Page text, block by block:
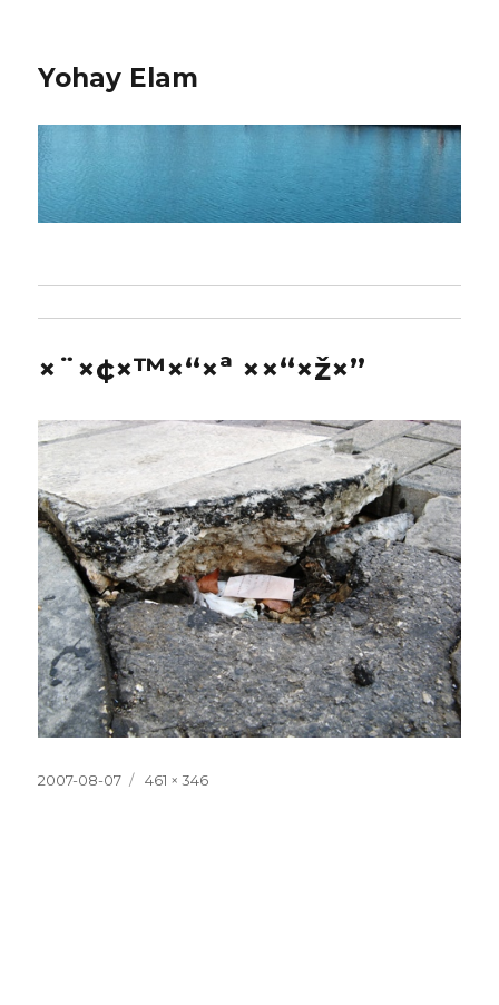
Yohay Elam
×¨×¢×™×“×ª ××“×ž×”
Posted
2007-08-07
Full
461 × 346